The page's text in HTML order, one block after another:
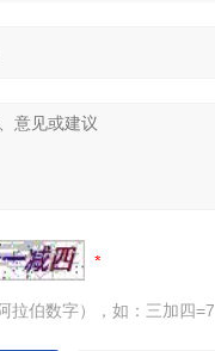
拉伯数字），如：三加四=7